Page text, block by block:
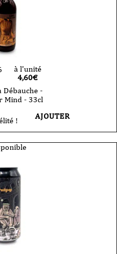
à l'unité
4,60€
Débauche -
Mind - 33cl
! AJOUTER